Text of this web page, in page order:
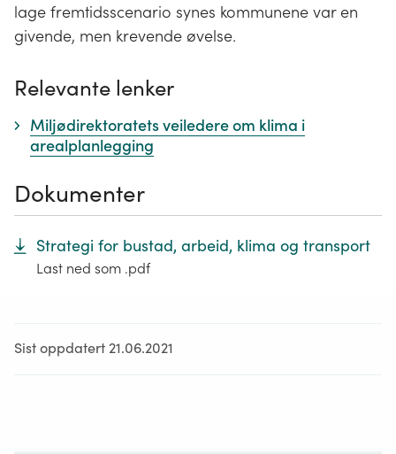
lage fremtidsscenario synes kommunene var en
givende, men krevende øvelse.
Relevante lenker
Miljødirektoratets veiledere om klima i
arealplanlegging
Dokumenter
Strategi for bustad, arbeid, klima og transport
Last ned som .pdf
Sist oppdatert 21.06.2021